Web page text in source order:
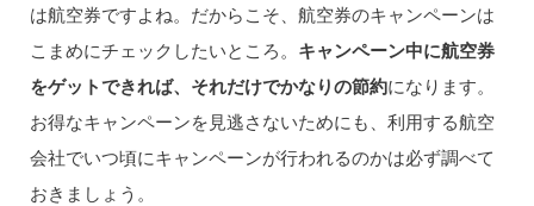
は航空券ですよね。だからこそ、航空券のキャンペーンは
こまめにチェックしたいところ。 キャンペーン中に航空券
をゲットできれば、それだけでかなりの節約になります。
お得なキャンペーンを見逃さないためにも、利用する航空
会社でいつ頃にキャンペーンが行われるのかは必ず調べて
おきましょう。